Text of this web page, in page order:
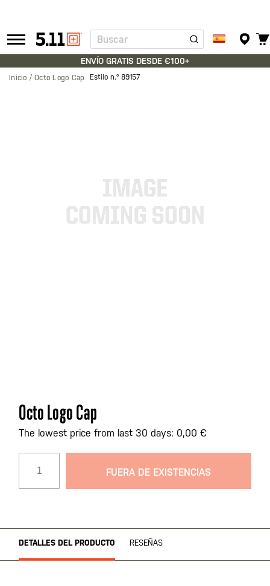
Tactical
Gear
Buscar
ENVÍO GRATIS DESDE €100+
Inicio Octo Logo Cap Estilo n.º 89157
Saltar
al
comienzo
galería
de
Octo Logo Cap
The lowest price from last 30 days: 0,00 €
FUERA DE EXISTENCIAS
DETALLES DEL PRODUCTO RESEÑAS